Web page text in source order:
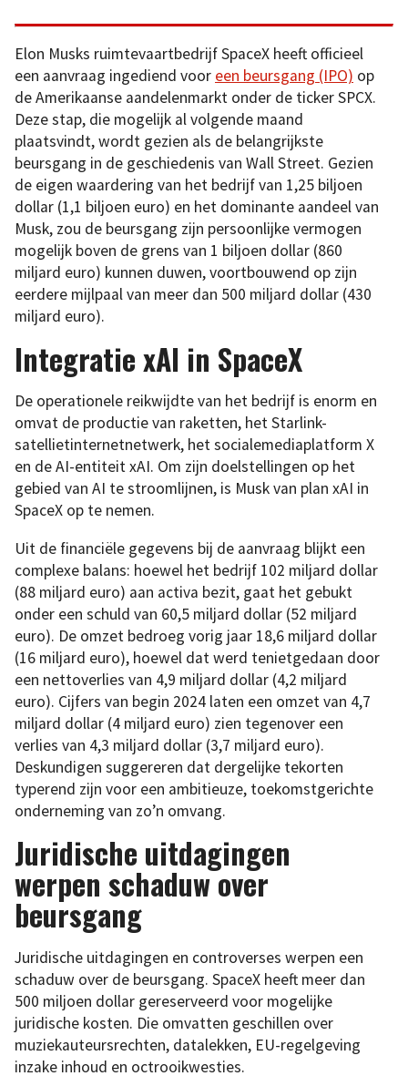
Elon Musks ruimtevaartbedrijf SpaceX heeft officieel
een aanvraag ingediend voor een beursgang (IPO) op
de Amerikaanse aandelenmarkt onder de ticker SPCX.
Deze stap, die mogelijk al volgende maand
plaatsvindt, wordt gezien als de belangrijkste
beursgang in de geschiedenis van Wall Street. Gezien
de eigen waardering van het bedrijf van 1,25 biljoen
dollar (1,1 biljoen euro) en het dominante aandeel van
Musk, zou de beursgang zijn persoonlijke vermogen
mogelijk boven de grens van 1 biljoen dollar (860
miljard euro) kunnen duwen, voortbouwend op zijn
eerdere mijlpaal van meer dan 500 miljard dollar (430
miljard euro).
Integratie xAI in SpaceX
De operationele reikwijdte van het bedrijf is enorm en
omvat de productie van raketten, het Starlink-
satellietinternetnetwerk, het socialemediaplatform X
en de AI-entiteit xAI. Om zijn doelstellingen op het
gebied van AI te stroomlijnen, is Musk van plan xAI in
SpaceX op te nemen.
Uit de financiële gegevens bij de aanvraag blijkt een
complexe balans: hoewel het bedrijf 102 miljard dollar
(88 miljard euro) aan activa bezit, gaat het gebukt
onder een schuld van 60,5 miljard dollar (52 miljard
euro). De omzet bedroeg vorig jaar 18,6 miljard dollar
(16 miljard euro), hoewel dat werd tenietgedaan door
een nettoverlies van 4,9 miljard dollar (4,2 miljard
euro). Cijfers van begin 2024 laten een omzet van 4,7
miljard dollar (4 miljard euro) zien tegenover een
verlies van 4,3 miljard dollar (3,7 miljard euro).
Deskundigen suggereren dat dergelijke tekorten
typerend zijn voor een ambitieuze, toekomstgerichte
onderneming van zo’n omvang.
Juridische uitdagingen
werpen schaduw over
beursgang
Juridische uitdagingen en controverses werpen een
schaduw over de beursgang. SpaceX heeft meer dan
500 miljoen dollar gereserveerd voor mogelijke
juridische kosten. Die omvatten geschillen over
muziekauteursrechten, datalekken, EU-regelgeving
inzake inhoud en octrooikwesties.